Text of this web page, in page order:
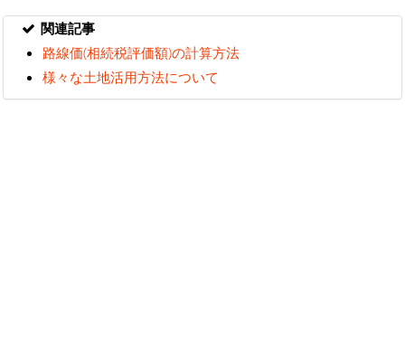
関連記事
路線価(相続税評価額)の計算方法
様々な土地活用方法について